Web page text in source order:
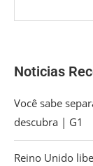
Noticias
Você sabe
descubra | G1
Reino Unido